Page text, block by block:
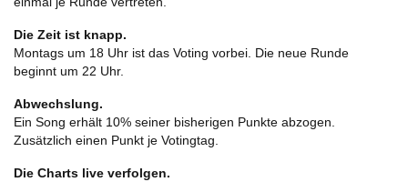
Die Zeit ist knapp.
Montags um 18 Uhr ist das Voting vorbei. Die neue Runde
beginnt um 22 Uhr.
Abwechslung.
Ein Song erhält 10% seiner bisherigen Punkte abzogen.
Zusätzlich einen Punkt je Votingtag.
Die Charts live verfolgen.